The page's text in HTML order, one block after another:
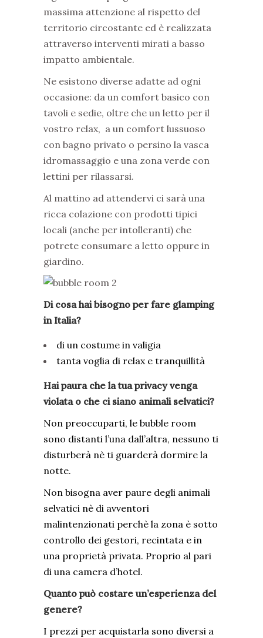
massima attenzione al rispetto del
territorio circostante ed è realizzata
attraverso interventi mirati a basso
impatto ambientale.
Ne esistono diverse adatte ad ogni
occasione: da un comfort basico con
tavoli e sedie, oltre che un letto per il
vostro relax, a un comfort lussuoso
con bagno privato o persino la vasca
idromassaggio e una zona verde con
lettini per rilassarsi.
Al mattino ad attendervi ci sarà una
ricca colazione con prodotti tipici
locali (anche per intolleranti) che
potrete consumare a letto oppure in
giardino.
Di cosa hai bisogno per fare glamping
in Italia?
di un costume in valigia
tanta voglia di relax e tranquillità
Hai paura che la tua privacy venga
violata o che ci siano animali selvatici?
Non preoccuparti, le bubble room
sono distanti l’una dall’altra, nessuno ti
disturberà nè ti guarderà dormire la
notte.
Non bisogna aver paure degli animali
selvatici nè di avventori
malintenzionati perchè la zona è sotto
controllo dei gestori, recintata e in
una proprietà privata. Proprio al pari
di una camera d’hotel.
Quanto può costare un’esperienza del
genere?
I prezzi per acquistarla sono diversi a